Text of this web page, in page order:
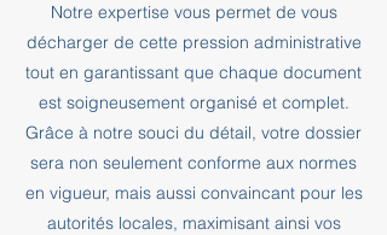
Notre expertise vous permet de vous
décharger de cette pression administrative
tout en garantissant que chaque document
est soigneusement organisé et complet.
Grâce à notre souci du détail, votre dossier
sera non seulement conforme aux normes
en vigueur, mais aussi convaincant pour les
autorités locales, maximisant ainsi vos